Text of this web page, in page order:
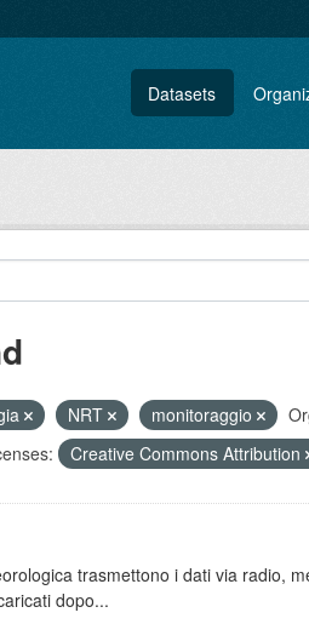
Datasets
NRT monitoraggio
Creative Commons Attribution
trasmettono i dati via radio,
dopo...